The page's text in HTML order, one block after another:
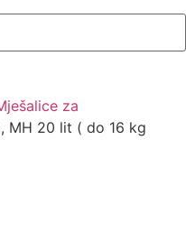
za
MH 20 lit ( do 16 kg